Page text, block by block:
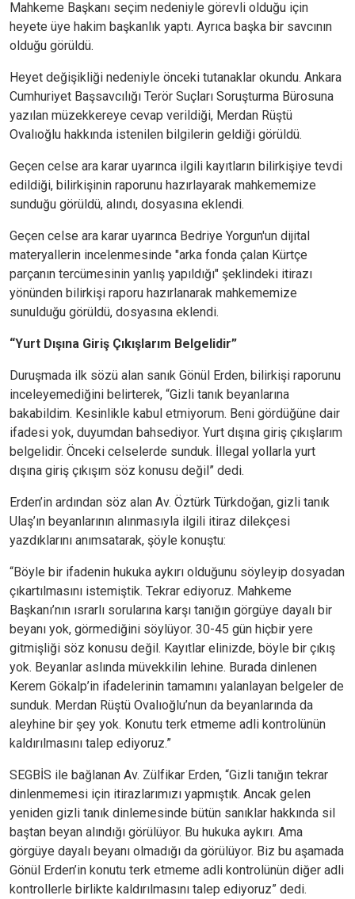
Mahkeme Başkanı seçim nedeniyle görevli olduğu için
heyete üye hakim başkanlık yaptı. Ayrıca başka bir savcının
olduğu görüldü.
Heyet değişikliği nedeniyle önceki tutanaklar okundu. Ankara
Cumhuriyet Başsavcılığı Terör Suçları Soruşturma Bürosuna
yazılan müzekkereye cevap verildiği, Merdan Rüştü
Ovalıoğlu hakkında istenilen bilgilerin geldiği görüldü.
Geçen celse ara karar uyarınca ilgili kayıtların bilirkişiye tevdi
edildiği, bilirkişinin raporunu hazırlayarak mahkememize
sunduğu görüldü, alındı, dosyasına eklendi.
Geçen celse ara karar uyarınca Bedriye Yorgun'un dijital
materyallerin incelenmesinde "arka fonda çalan Kürtçe
parçanın tercümesinin yanlış yapıldığı" şeklindeki itirazı
yönünden bilirkişi raporu hazırlanarak mahkememize
sunulduğu görüldü, dosyasına eklendi.
“Yurt Dışına Giriş Çıkışlarım Belgelidir”
Duruşmada ilk sözü alan sanık Gönül Erden, bilirkişi raporunu
inceleyemediğini belirterek, “Gizli tanık beyanlarına
bakabildim. Kesinlikle kabul etmiyorum. Beni gördüğüne dair
ifadesi yok, duyumdan bahsediyor. Yurt dışına giriş çıkışlarım
belgelidir. Önceki celselerde sunduk. İllegal yollarla yurt
dışına giriş çıkışım söz konusu değil” dedi.
Erden’in ardından söz alan Av. Öztürk Türkdoğan, gizli tanık
Ulaş’ın beyanlarının alınmasıyla ilgili itiraz dilekçesi
yazdıklarını anımsatarak, şöyle konuştu:
“Böyle bir ifadenin hukuka aykırı olduğunu söyleyip dosyadan
çıkartılmasını istemiştik. Tekrar ediyoruz. Mahkeme
Başkanı’nın ısrarlı sorularına karşı tanığın görgüye dayalı bir
beyanı yok, görmediğini söylüyor. 30-45 gün hiçbir yere
gitmişliği söz konusu değil. Kayıtlar elinizde, böyle bir çıkış
yok. Beyanlar aslında müvekkilin lehine. Burada dinlenen
Kerem Gökalp’in ifadelerinin tamamını yalanlayan belgeler de
sunduk. Merdan Rüştü Ovalıoğlu’nun da beyanlarında da
aleyhine bir şey yok. Konutu terk etmeme adli kontrolünün
kaldırılmasını talep ediyoruz.”
SEGBİS ile bağlanan Av. Zülfikar Erden, “Gizli tanığın tekrar
dinlenmemesi için itirazlarımızı yapmıştık. Ancak gelen
yeniden gizli tanık dinlemesinde bütün sanıklar hakkında sil
baştan beyan alındığı görülüyor. Bu hukuka aykırı. Ama
görgüye dayalı beyanı olmadığı da görülüyor. Biz bu aşamada
Gönül Erden’in konutu terk etmeme adli kontrolünün diğer adli
kontrollerle birlikte kaldırılmasını talep ediyoruz” dedi.